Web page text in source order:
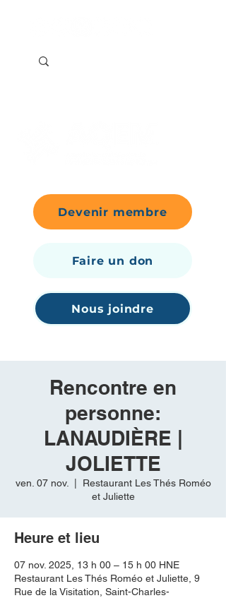
Nous joindre
Faire un don
Devenir membre
Rencontre en
personne:
LANAUDIÈRE |
JOLIETTE
ven. 07 nov.
Restaurant Les Thés Roméo
et Juliette
Heure et lieu
07 nov. 2025, 13 h 00 – 15 h 00 HNE
Restaurant Les Thés Roméo et Juliette, 9
Rue de la Visitation, Saint-Charles-